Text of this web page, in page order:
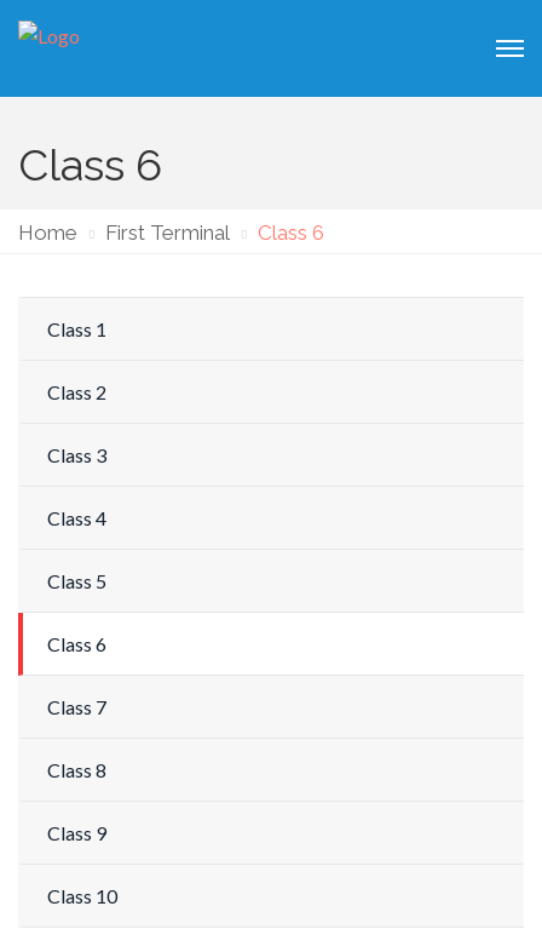
Class 6
Home First Terminal Class 6
Class 1
Class 2
Class 3
Class 4
Class 5
Class 6
Class 7
Class 8
Class 9
Class 10